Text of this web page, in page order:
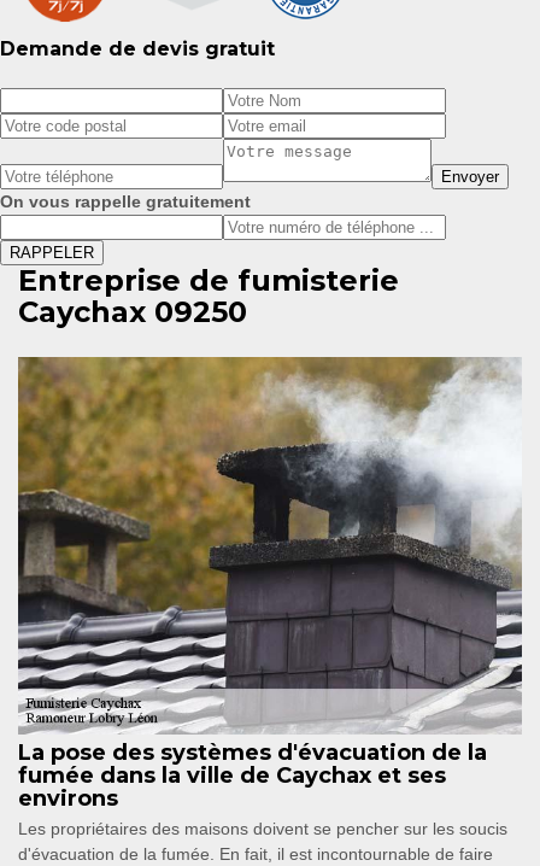
Demande de devis gratuit
On vous rappelle gratuitement
Entreprise de fumisterie
Caychax 09250
La pose des systèmes d'évacuation de la
fumée dans la ville de Caychax et ses
environs
Les propriétaires des maisons doivent se pencher sur les soucis
d'évacuation de la fumée. En fait, il est incontournable de faire